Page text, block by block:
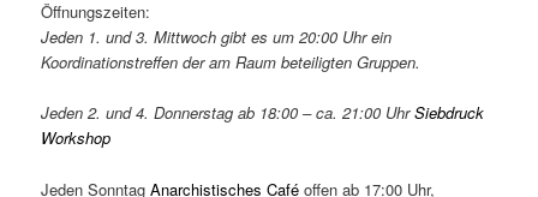
Öffnungszeiten:
Jeden 1. und 3. Mittwoch gibt es um 20:00 Uhr ein
Koordinationstreffen der am Raum beteiligten Gruppen.
Jeden 2. und 4. Donnerstag ab 18:00 – ca. 21:00 UhrSiebdruck
Workshop
Jeden SonntagAnarchistisches Café offen ab 17:00 Uhr,